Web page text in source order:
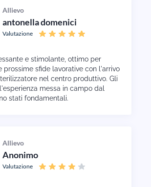
Allievo
antonella domenici
Valutazione
e stimolante, ottimo per
prossime sfide lavorative con l'arrivo
nel centro produttivo. Gli
messa in campo dal
stati fondamentali.
Allievo
Anonimo
Valutazione